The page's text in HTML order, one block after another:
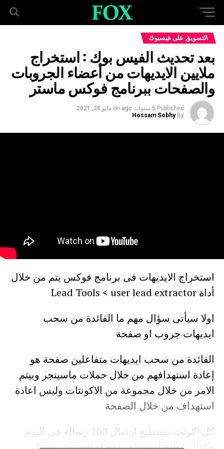
التسويق على فيسبوك
بعد تحديث الفيس بوك : استخراج
ملايين الايديهات من أعضاء الجروبات
والصفحات ببرنامج فوكس ماستر
Published 5 سنوات ago on مايو 24, 2021
By
Hossam Sobhy
استخراج الايديهات فى برنامج فوكس يتم من خلال
أداة Lead Tools < user lead extractor
اولا سيأتى سؤال مهم ما الفائدة من سحب
ايديهات جروب او صفحة
الفائدة من سحب ايديهات متفاعلين صفحة هو
إعادة استهدافهم من خلال حملات ماسينجر وبيتم
الامر من خلال مجموعة من الاكونتات وليس اعادة
استهداف من خلال الصفحة
كل اكونت يستطيع ارسال 100 رساله فى اليوم